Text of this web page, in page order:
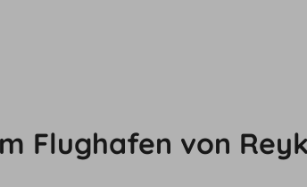
Flughafen von